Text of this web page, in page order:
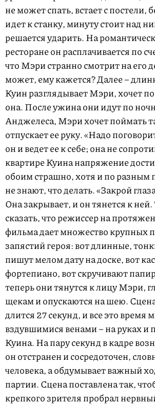
не может спать, встает с постели,
идет к станку, минуту стоит над
решается ударить. На
ресторане он расплачивается по
что Мэри странно смотрит на его
может, ему кажется? Далее –
Куин разглядывает Мэри, хочет
она. После ужина они идут по
Анджелеса, Мэри хочет поймать
отпускает ее руку. «Надо
он и ведет ее к себе; она не
квартире Куина напряжение
обоим страшно, хотя и по разным
не знают, что делать. «Закрой
Она закрывает, и он тянется к
сказать, что режиссер на
фильма дает множество крупных
запястий героя: вот длинные,
пишут мелом дату на доске, вот
фортепиано, вот скручивают
теперь они тянутся к лицу Мэри,
щекам и опускаются на шею.
длится 27 секунд, и все это время
вздувшимися венами – на руках и
Куина. На пару секунд в кадре
он отстранен и сосредоточен,
человека, а обдумывает важный
партии. Сцена поставлена так,
крепкого зрителя пробрал